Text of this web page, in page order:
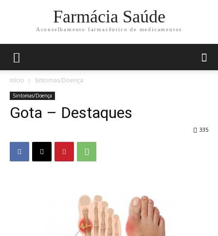
Farmácia Saúde
Aconselhamento farmacêutico de medicamentos
Início Sintomas/Doença
Sintomas/Doença
Gota – Destaques
335